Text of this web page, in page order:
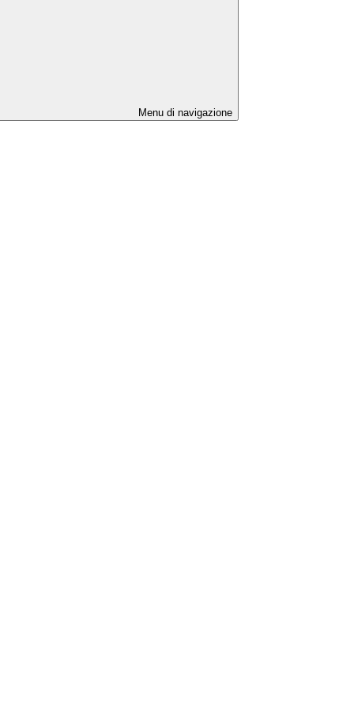
Menu di navigazione